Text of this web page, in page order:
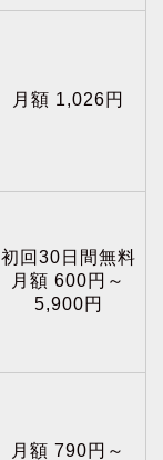
月額 1,026円
初回30日間無料
月額 600円～
5,900円
月額 790円～